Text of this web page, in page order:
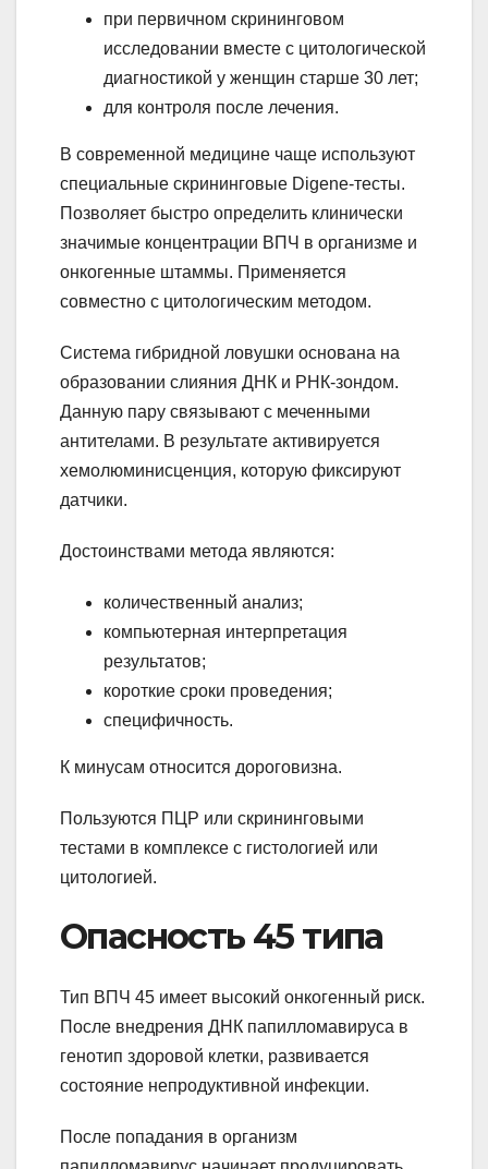
при первичном скрининговом
исследовании вместе с цитологической
диагностикой у женщин старше 30 лет;
для контроля после лечения.
В современной медицине чаще используют
специальные скрининговые Digene-тесты.
Позволяет быстро определить клинически
значимые концентрации ВПЧ в организме и
онкогенные штаммы. Применяется
совместно с цитологическим методом.
Система гибридной ловушки основана на
образовании слияния ДНК и РНК-зондом.
Данную пару связывают с меченными
антителами. В результате активируется
хемолюминисценция, которую фиксируют
датчики.
Достоинствами метода являются:
количественный анализ;
компьютерная интерпретация
результатов;
короткие сроки проведения;
специфичность.
К минусам относится дороговизна.
Пользуются ПЦР или скрининговыми
тестами в комплексе с гистологией или
цитологией.
Опасность 45 типа
Тип ВПЧ 45 имеет высокий онкогенный риск.
После внедрения ДНК папилломавируса в
генотип здоровой клетки, развивается
состояние непродуктивной инфекции.
После попадания в организм